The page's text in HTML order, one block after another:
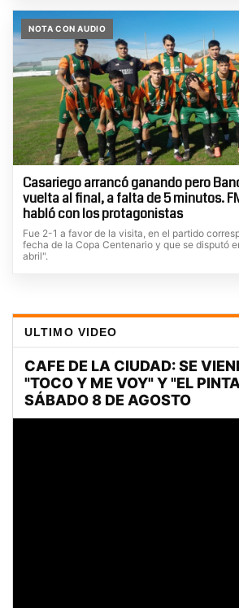
NOTA CON AUDIO
Casariego arrancó ganando pero
vuelta al final, a falta de 5 minutos.
habló con los protagonistas
Fue 2-1 a favor de la visita, en el partido
fecha de la Copa Centenario y que se disputó
abril".
ULTIMO VIDEO